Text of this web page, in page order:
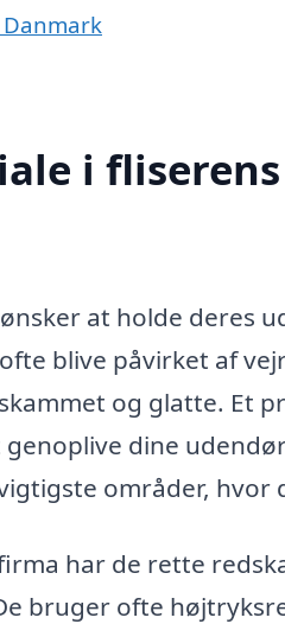
i
at holde deres
blive påvirket af
og glatte. Et
dine
områder, hvor
har de rette
bruger ofte